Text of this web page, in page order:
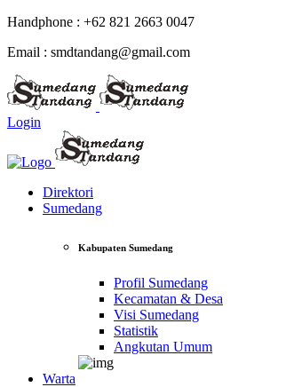
Handphone : +62 821 2663 0047
Email : smdtandang@gmail.com
Login
Direktori
Sumedang
Kabupaten Sumedang
Profil Sumedang
Kecamatan & Desa
Visi Sumedang
Statistik
Angkutan Umum
Warta